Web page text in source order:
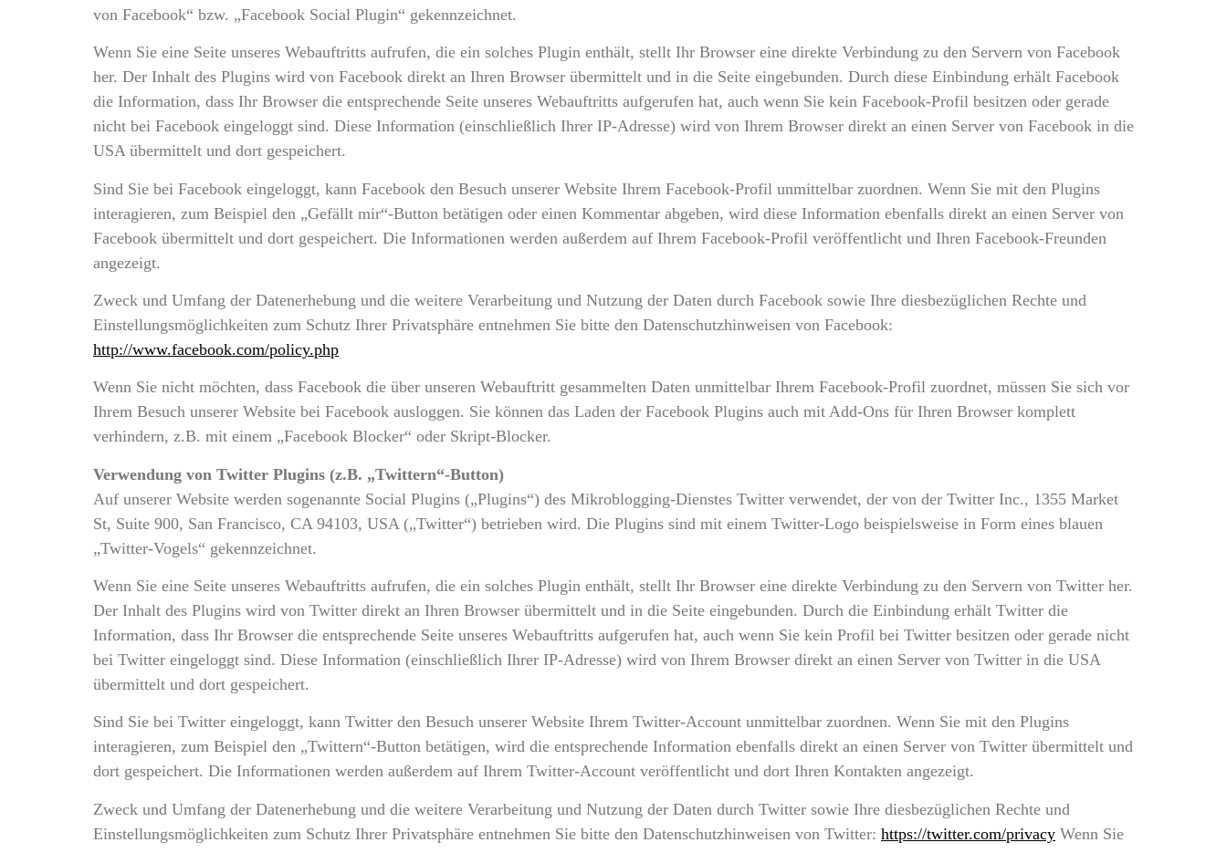
von Facebook“ bzw. „Facebook Social Plugin“ gekennzeichnet.
Wenn Sie eine Seite unseres Webauftritts aufrufen, die ein solches Plugin enthält, stellt Ihr Browser eine direkte Verbindung zu den Servern von Facebook
her. Der Inhalt des Plugins wird von Facebook direkt an Ihren Browser übermittelt und in die Seite eingebunden. Durch diese Einbindung erhält Facebook
die Information, dass Ihr Browser die entsprechende Seite unseres Webauftritts aufgerufen hat, auch wenn Sie kein Facebook-Profil besitzen oder gerade
nicht bei Facebook eingeloggt sind. Diese Information (einschließlich Ihrer IP-Adresse) wird von Ihrem Browser direkt an einen Server von Facebook in die
USA übermittelt und dort gespeichert.
Sind Sie bei Facebook eingeloggt, kann Facebook den Besuch unserer Website Ihrem Facebook-Profil unmittelbar zuordnen. Wenn Sie mit den Plugins
interagieren, zum Beispiel den „Gefällt mir“-Button betätigen oder einen Kommentar abgeben, wird diese Information ebenfalls direkt an einen Server von
Facebook übermittelt und dort gespeichert. Die Informationen werden außerdem auf Ihrem Facebook-Profil veröffentlicht und Ihren Facebook-Freunden
angezeigt.
Zweck und Umfang der Datenerhebung und die weitere Verarbeitung und Nutzung der Daten durch Facebook sowie Ihre diesbezüglichen Rechte und
Einstellungsmöglichkeiten zum Schutz Ihrer Privatsphäre entnehmen Sie bitte den Datenschutzhinweisen von Facebook:
http://www.facebook.com/policy.php
Wenn Sie nicht möchten, dass Facebook die über unseren Webauftritt gesammelten Daten unmittelbar Ihrem Facebook-Profil zuordnet, müssen Sie sich vor
Ihrem Besuch unserer Website bei Facebook ausloggen. Sie können das Laden der Facebook Plugins auch mit Add-Ons für Ihren Browser komplett
verhindern, z.B. mit einem „Facebook Blocker“ oder Skript-Blocker.
Verwendung von Twitter Plugins (z.B. „Twittern“-Button)
Auf unserer Website werden sogenannte Social Plugins („Plugins“) des Mikroblogging-Dienstes Twitter verwendet, der von der Twitter Inc., 1355 Market
St, Suite 900, San Francisco, CA 94103, USA („Twitter“) betrieben wird. Die Plugins sind mit einem Twitter-Logo beispielsweise in Form eines blauen
„Twitter-Vogels“ gekennzeichnet.
Wenn Sie eine Seite unseres Webauftritts aufrufen, die ein solches Plugin enthält, stellt Ihr Browser eine direkte Verbindung zu den Servern von Twitter her.
Der Inhalt des Plugins wird von Twitter direkt an Ihren Browser übermittelt und in die Seite eingebunden. Durch die Einbindung erhält Twitter die
Information, dass Ihr Browser die entsprechende Seite unseres Webauftritts aufgerufen hat, auch wenn Sie kein Profil bei Twitter besitzen oder gerade nicht
bei Twitter eingeloggt sind. Diese Information (einschließlich Ihrer IP-Adresse) wird von Ihrem Browser direkt an einen Server von Twitter in die USA
übermittelt und dort gespeichert.
Sind Sie bei Twitter eingeloggt, kann Twitter den Besuch unserer Website Ihrem Twitter-Account unmittelbar zuordnen. Wenn Sie mit den Plugins
interagieren, zum Beispiel den „Twittern“-Button betätigen, wird die entsprechende Information ebenfalls direkt an einen Server von Twitter übermittelt und
dort gespeichert. Die Informationen werden außerdem auf Ihrem Twitter-Account veröffentlicht und dort Ihren Kontakten angezeigt.
Zweck und Umfang der Datenerhebung und die weitere Verarbeitung und Nutzung der Daten durch Twitter sowie Ihre diesbezüglichen Rechte und
Einstellungsmöglichkeiten zum Schutz Ihrer Privatsphäre entnehmen Sie bitte den Datenschutzhinweisen von Twitter: https://twitter.com/privacy Wenn Sie